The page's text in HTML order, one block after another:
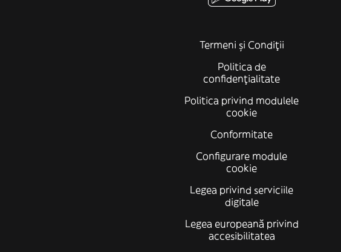
Termeni și Condiții
Politica de
confidenţialitate
Politica privind modulele
cookie
Conformitate
Configurare module
cookie
Legea privind serviciile
digitale
Legea europeană privind
accesibilitatea